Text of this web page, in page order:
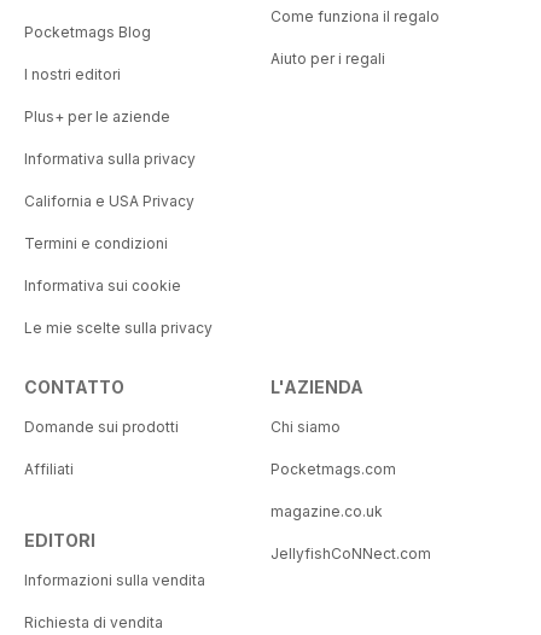
Pocketmags Blog
I nostri editori
Plus+ per le aziende
Informativa sulla privacy
California e USA Privacy
Termini e condizioni
Informativa sui cookie
Le mie scelte sulla privacy
Come funziona il regalo
Aiuto per i regali
CONTATTO
Domande sui prodotti
Affiliati
EDITORI
Informazioni sulla vendita
Richiesta di vendita
L'AZIENDA
Chi siamo
Pocketmags.com
magazine.co.uk
JellyfishCoNNect.com